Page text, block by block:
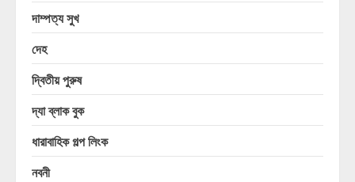
দাম্পত্য সুখ
দেহ
দ্বিতীয় পুরুষ
দ্যা ব্লাক বুক
ধারাবাহিক গল্প লিংক
নবনী